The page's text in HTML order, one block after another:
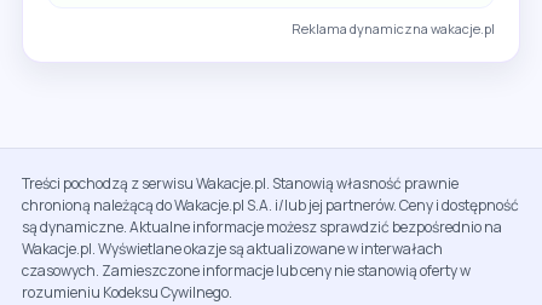
Reklama dynamiczna wakacje.pl
Treści pochodzą z serwisu Wakacje.pl. Stanowią własność prawnie
chronioną należącą do Wakacje.pl S.A. i/lub jej partnerów. Ceny i dostępność
są dynamiczne. Aktualne informacje możesz sprawdzić bezpośrednio na
Wakacje.pl. Wyświetlane okazje są aktualizowane w interwałach
czasowych. Zamieszczone informacje lub ceny nie stanowią oferty w
rozumieniu Kodeksu Cywilnego.